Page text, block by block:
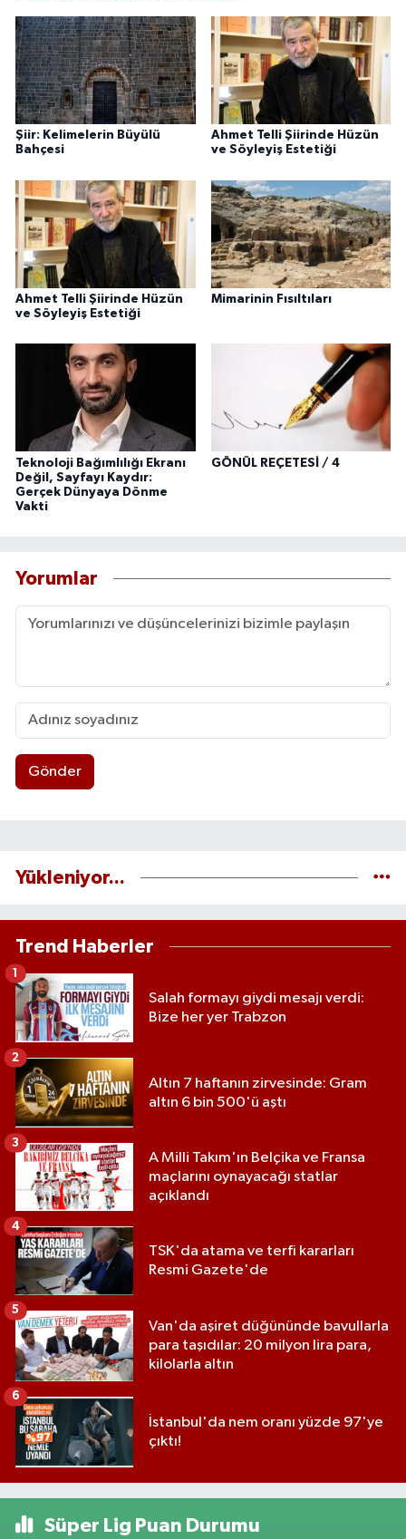
Şiir: Kelimelerin Büyülü
Bahçesi
Ahmet Telli Şiirinde Hüzün
ve Söyleyiş Estetiği
Ahmet Telli Şiirinde Hüzün
ve Söyleyiş Estetiği
Mimarinin Fısıltıları
Teknoloji Bağımlılığı Ekranı
Değil, Sayfayı Kaydır:
Gerçek Dünyaya Dönme
Vakti
GÖNÜL REÇETESİ / 4
Yorumlar
Gönder
Yükleniyor...
Trend Haberler
Salah formayı giydi mesajı verdi:
Bize her yer Trabzon
1
Altın 7 haftanın zirvesinde: Gram
altın 6 bin 500'ü aştı
2
A Milli Takım'ın Belçika ve Fransa
maçlarını oynayacağı statlar
açıklandı
3
TSK'da atama ve terfi kararları
Resmi Gazete'de
4
Van'da aşiret düğününde bavullarla
para taşıdılar: 20 milyon lira para,
kilolarla altın
5
İstanbul'da nem oranı yüzde 97'ye
çıktı!
6
Süper Lig Puan Durumu